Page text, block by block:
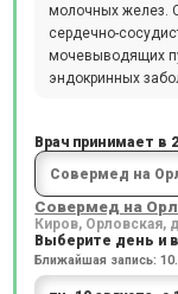
молочных желез.
сердечно-
мочевыводящих
эндокринных
Врач принимает в
Совермед на
Киров, Орловская,
Выберите день и
Ближайшая запись: